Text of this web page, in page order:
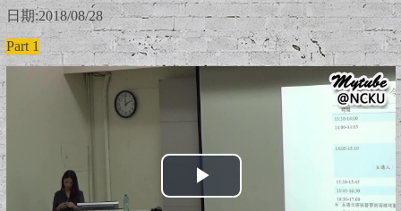
日期:2018/08/28
Part 1